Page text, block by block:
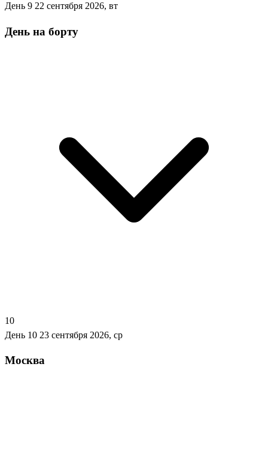
День 9 22 сентября 2026, вт
День на борту
10
День 10 23 сентября 2026, ср
Москва